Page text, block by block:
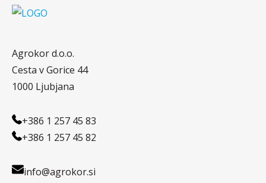
Agrokor d.o.o.
Cesta v Gorice 44
1000 Ljubjana
+386 1 257 45 83
+386 1 257 45 82
info@agrokor.si